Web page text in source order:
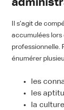
Il s’agit de
accumulées lors
professionnelle.
énumérer
les
les
la